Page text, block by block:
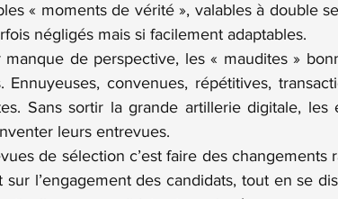
« moments de vérité », valables à double
négligés mais si facilement adaptables.
de perspective, les « maudites »
Ennuyeuses, convenues, répétitives,
Sans sortir la grande artillerie digitale, les
leurs entrevues.
de sélection c’est faire des changements
l’engagement des candidats, tout en se